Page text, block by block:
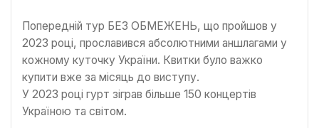
Попередній тур БЕЗ ОБМЕЖЕНЬ, що пройшов у
2023 році, прославився абсолютними аншлагами у
кожному куточку України. Квитки було важко
купити вже за місяць до виступу.
У 2023 році гурт зіграв більше 150 концертів
Україною та світом.